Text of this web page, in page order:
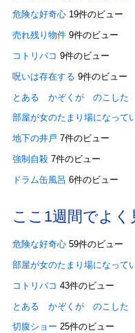
危険な好奇心 19件のビュー
売れ残り物件 9件のビュー
コトリバコ 9件のビュー
呪いは存在する 9件のビュー
とある かぞくが のこした
部屋が女のたまり場になって
地下の井戸 7件のビュー
強制自殺 7件のビュー
ドラム缶風呂 6件のビュー
ここ1週間でよ
危険な好奇心 59件のビュー
部屋が女のたまり場になって
コトリバコ 43件のビュー
とある かぞくが のこした
切腹ショー 25件のビュー